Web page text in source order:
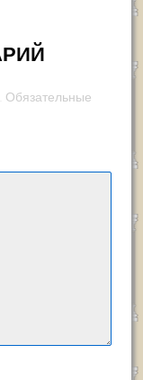
Обязательные